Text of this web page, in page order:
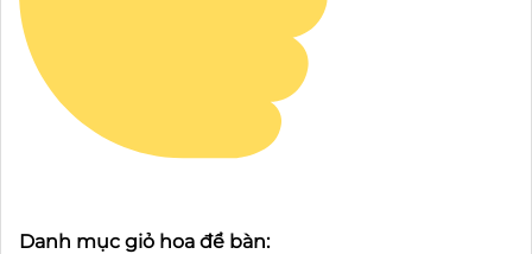
Danh mục giỏ hoa để bàn: